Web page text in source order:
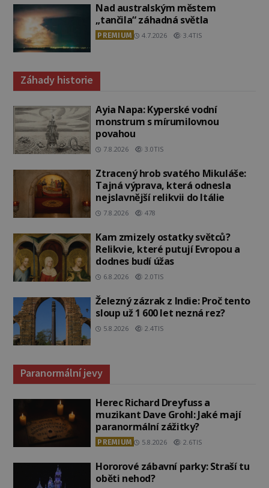
Nad australským městem
„tančila“ záhadná světla
PREMIUM 4.7.2026 3.4TIS
Záhady historie
Ayia Napa: Kyperské vodní
monstrum s mírumilovnou
povahou
7.8.2026 3.0TIS
Ztracený hrob svatého Mikuláše:
Tajná výprava, která odnesla
nejslavnější relikvii do Itálie
7.8.2026 478
Kam zmizely ostatky světců?
Relikvie, které putují Evropou a
dodnes budí úžas
6.8.2026 2.0TIS
Železný zázrak z Indie: Proč tento
sloup už 1 600 let nezná rez?
5.8.2026 2.4TIS
Paranormální jevy
Herec Richard Dreyfuss a
muzikant Dave Grohl: Jaké mají
paranormální zážitky?
PREMIUM 5.8.2026 2.6TIS
Hororové zábavní parky: Straší tu
oběti nehod?